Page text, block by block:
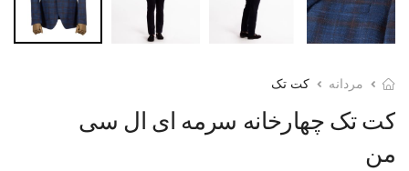
مردانه کت تک
کت تک چهارخانه سرمه ای ال سی
من